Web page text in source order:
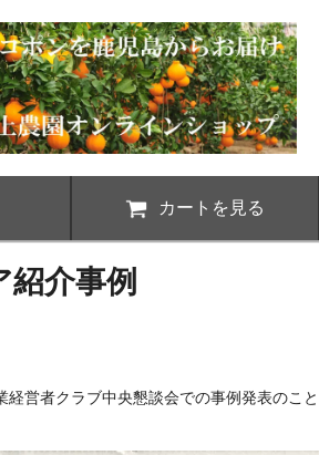
カートを見る
介事例
経営者クラブ中央懇談会での事例発表のこと